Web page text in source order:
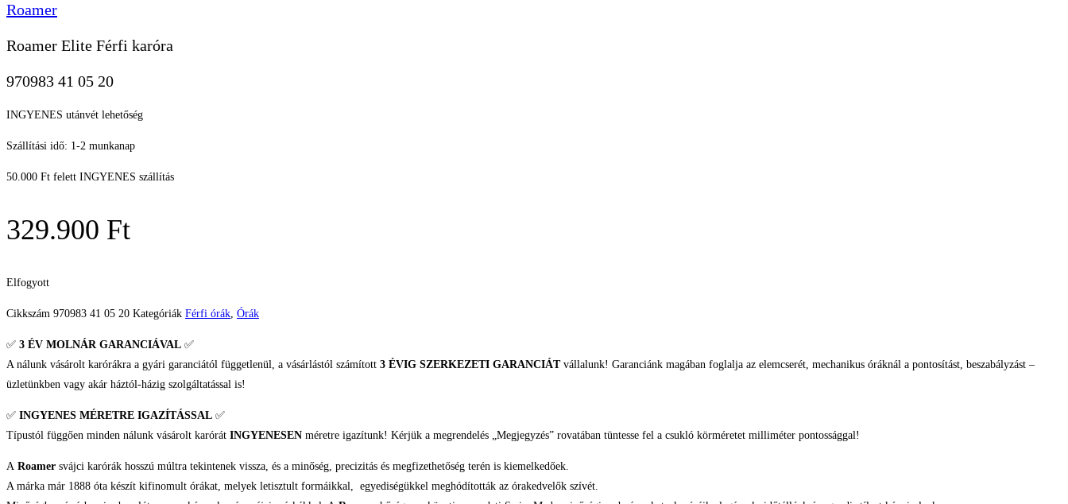
Roamer
Roamer Elite Férfi karóra
970983 41 05 20
INGYENES utánvét lehetőség
Szállítási idő: 1-2 munkanap
50.000 Ft felett INGYENES szállítás
329.900 Ft
Elfogyott
Cikkszám 970983 41 05 20 Kategóriák Férfi órák, Órák
✅ 3 ÉV MOLNÁR GARANCIÁVAL ✅
A nálunk vásárolt karórákra a gyári garanciától függetlenül, a vásárlástól számított 3 ÉVIG SZERKEZETI GARANCIÁTvállalunk! Garanciánk magában foglalja az elemcserét, mechanikus óráknál a pontosítást, beszabályzást –
üzletünkben vagy akár háztól-házig szolgáltatással is!
✅ INGYENES MÉRETRE IGAZÍTÁSSAL ✅
Típustól függően minden nálunk vásárolt karórát INGYENESEN méretre igazítunk! Kérjük a megrendelés „Megjegyzés” rovatában tüntesse fel a csukló körméretet milliméter pontossággal!
A Roamer svájci karórák hosszú múltra tekintenek vissza, és a minőség, precizitás és megfizethetőség terén is kiemelkedőek.
A márka már 1888 óta készít kifinomult órákat, melyek letisztult formáikkal, egyediségükkel meghódították az órakedvelők szívét.